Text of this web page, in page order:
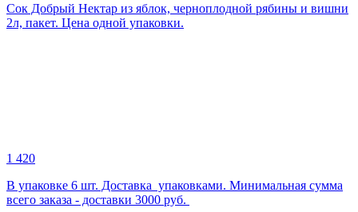
Сок Добрый Нектар из яблок, черноплодной рябины и вишни
2л, пакет. Цена одной упаковки.
1 420
В упаковке 6 шт. Доставка упаковками. Минимальная сумма
всего заказа - доставки 3000 руб.